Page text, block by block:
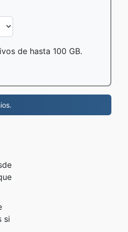
de hasta 100 GB.
si